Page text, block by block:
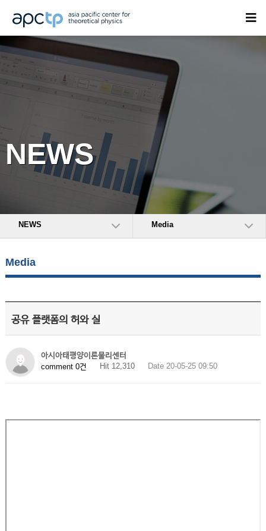
NEWS
NEWS Media
Media
공유 플랫폼의 허와 실
아시아태평양이론물리센터
comment 0건
Hit 12,310 Date 20-05-25 09:50